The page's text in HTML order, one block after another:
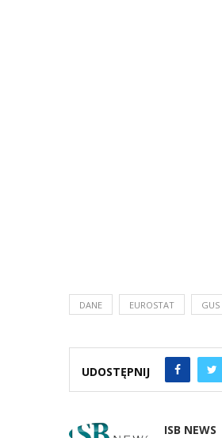
DANE EUROSTAT GUS
UDOSTĘPNIJ
ISB NEWS